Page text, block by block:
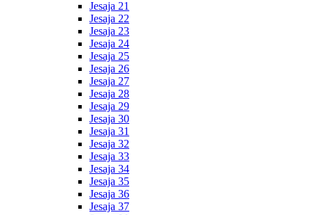
Jesaja 21
Jesaja 22
Jesaja 23
Jesaja 24
Jesaja 25
Jesaja 26
Jesaja 27
Jesaja 28
Jesaja 29
Jesaja 30
Jesaja 31
Jesaja 32
Jesaja 33
Jesaja 34
Jesaja 35
Jesaja 36
Jesaja 37